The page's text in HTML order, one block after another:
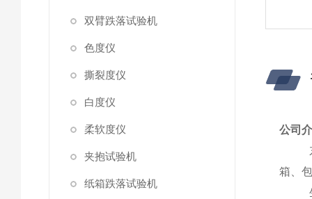
双臂跌落试验机
色度仪
撕裂度仪
白度仪
柔软度仪
夹抱试验机
纸箱跌落试验机
公司
箱、